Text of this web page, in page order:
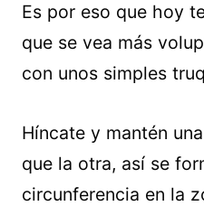
Es por eso que hoy
que se vea más
con unos simples
Híncate y mantén
que la otra, así se
circunferencia en la